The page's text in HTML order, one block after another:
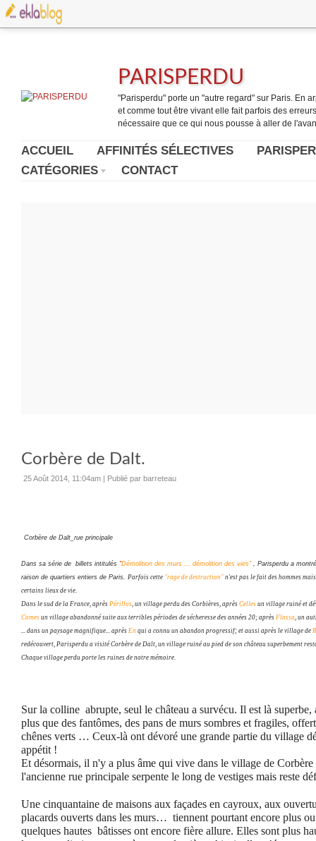
PARISPERDU
"Parisperdu" porte un "autre regard" sur Paris. En
et comme tout être vivant elle fait parfois des
nécessaire que ce qui nous pousse à aller de
ACCUEIL AFFINITÉS SÉLECTIVES
CATÉGORIES
CONTACT
Corbère de Dalt.
25 Août 2014, 11:04am | Publié par barreteau
Corbère de Dalt_rue principale
Dans sa série de billets intitulés "Démolition des murs ... démolition des vies" , Parisperdu a
raison de quartiers entiers de Paris. Parfois cette "rage de destruction" n'est pas le fait des hommes
certains lieux de vie.
Dans le sud de la France, après Périllos, un village perdu des Corbières, après Celles un village ruiné et
Comes un village abandonné suite aux terribles périodes de sécheresse des années 20; après Flassa, un
... dans un paysage magnifique... après En qui a connu un abandon progressif; et aussi après le village de
redécouvert, Parisperdu a visité Corbère de Dalt, un village ruiné au pied de son château superbement
Chaque village perdu porte les ruines de notre mémoire.
Sur la colline abrupte, seul le château a survécu. Il est là
plus que des fantômes, des pans de murs sombres et fragiles,
chênes verts … Ceux-là ont dévoré une grande partie du village
appétit !
Et désormais, il n'y a plus âme qui vive dans le village de
l'ancienne rue principale serpente le long de vestiges mais reste
Une cinquantaine de maisons aux façades en cayroux, aux
placards ouverts dans les murs… tiennent pourtant encore plus
quelques hautes bâtisses ont encore fière allure. Elles sont plus